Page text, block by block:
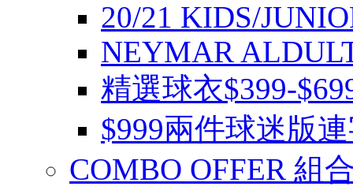
20/21 KIDS/
NEYMAR
精選球衣$399-
$999兩件球迷版
COMBO OFFER 組